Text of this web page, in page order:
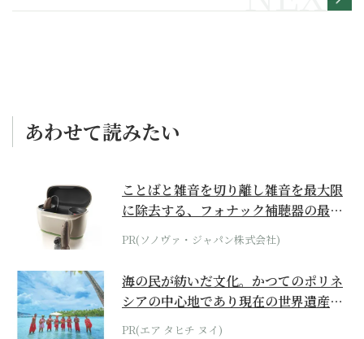
あわせて読みたい
ことばと雑音を切り離し雑音を最大限
に除去する、フォナック補聴器の最上
位モデル
PR(ソノヴァ・ジャパン株式会社)
海の民が紡いだ文化。かつてのポリネ
シアの中心地であり現在の世界遺産か
らみえてくる...
PR(エア タヒチ ヌイ)